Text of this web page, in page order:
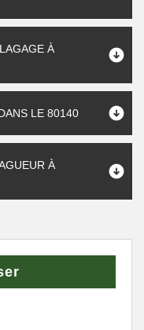
À
LE 80140
À